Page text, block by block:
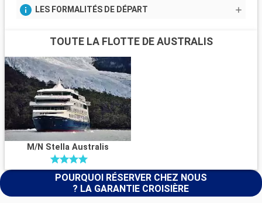
LES FORMALITÉS DE DÉPART
TOUTE LA FLOTTE DE AUSTRALIS
M/N Stella Australis
POURQUOI RÉSERVER CHEZ NOUS
? LA GARANTIE CROISIÈRE